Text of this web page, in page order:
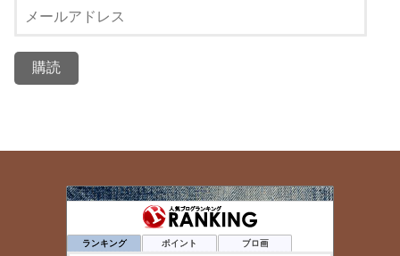
ル
ランキング ポイント ブロ画
ダンサー薬剤師のあれこれ
薬局 福岡で独立したい
46位 【おやじ女子】マンスタグラム